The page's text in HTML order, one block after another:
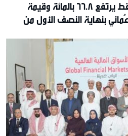
المؤشر العام لبورصة مسقط يرتفع 66.8 بالمائة وقيمة
مليار ريال عُماني بنهاية النصف الأول من